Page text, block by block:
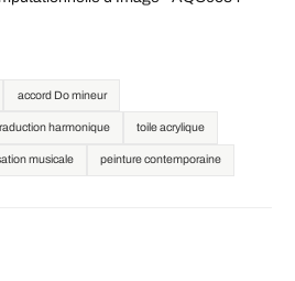
accord Do mineur
harmonique toile acrylique
musicale peinture contemporaine